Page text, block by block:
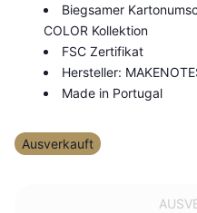
Biegsamer
COLOR Kollektion
FSC Zertifikat
Hersteller:
Made in Portugal
Ausverkauft